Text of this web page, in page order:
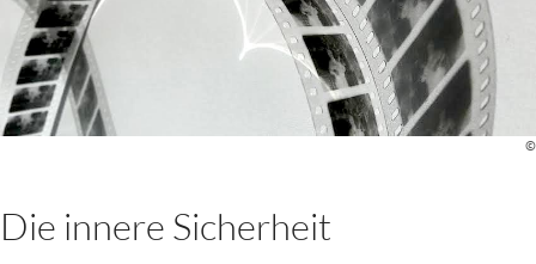
©
Die innere Sicherheit